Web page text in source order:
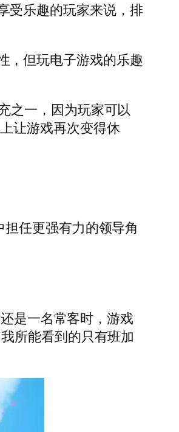
受乐趣的玩家来说，排
，但玩电子游戏的乐趣
之一，因为玩家可以
让游戏再次变得休
任更强有力的领导角
是一名常客时，游戏
所能看到的只有班加